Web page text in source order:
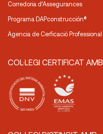
Corredoria d’Assegurances
Programa DAPconstrucción®
Agencia de Cerficació Professional
COL·LEGI CERTIFICAT AMB